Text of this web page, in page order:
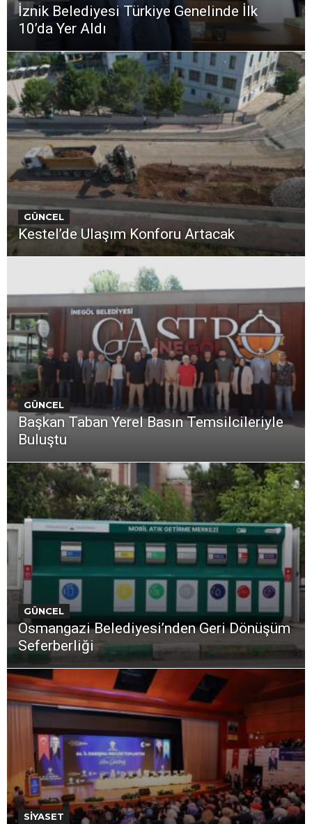
İznik Belediyesi Türkiye Genelinde İlk
10’da Yer Aldı
GÜNCEL
Kestel’de Ulaşım Konforu Artacak
GÜNCEL
Başkan Taban Yerel Basın Temsilcileriyle
Buluştu
GÜNCEL
Osmangazi Belediyesi’nden Geri Dönüşüm
Seferberliği
SİYASET